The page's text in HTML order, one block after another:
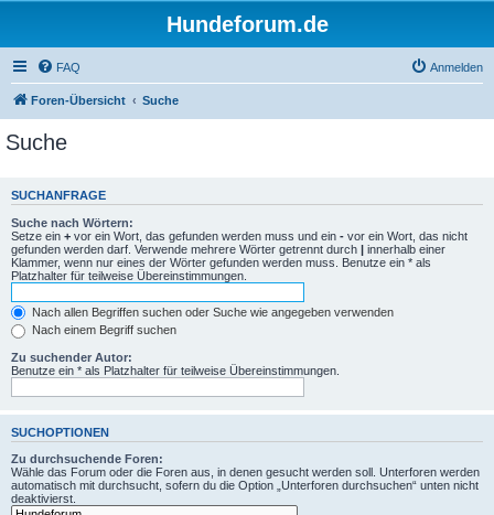
Hundeforum.de
FAQ Anmelden
Foren-Übersicht Suche
Suche
SUCHANFRAGE
Suche nach Wörtern:
Setze ein + vor ein Wort, das gefunden werden muss und ein - vor ein Wort, das nicht
gefunden werden darf. Verwende mehrere Wörter getrennt durch | innerhalb einer
Klammer, wenn nur eines der Wörter gefunden werden muss. Benutze ein * als
Platzhalter für teilweise Übereinstimmungen.
Nach allen Begriffen suchen oder Suche wie angegeben verwenden
Nach einem Begriff suchen
Zu suchender Autor:
Benutze ein * als Platzhalter für teilweise Übereinstimmungen.
SUCHOPTIONEN
Zu durchsuchende Foren:
Wähle das Forum oder die Foren aus, in denen gesucht werden soll. Unterforen werden
automatisch mit durchsucht, sofern du die Option „Unterforen durchsuchen“ unten nicht
deaktivierst.